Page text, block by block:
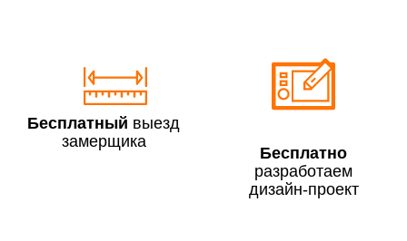
Бесплатный выезд
замерщика
Бесплатно
разработаем
дизайн-проект